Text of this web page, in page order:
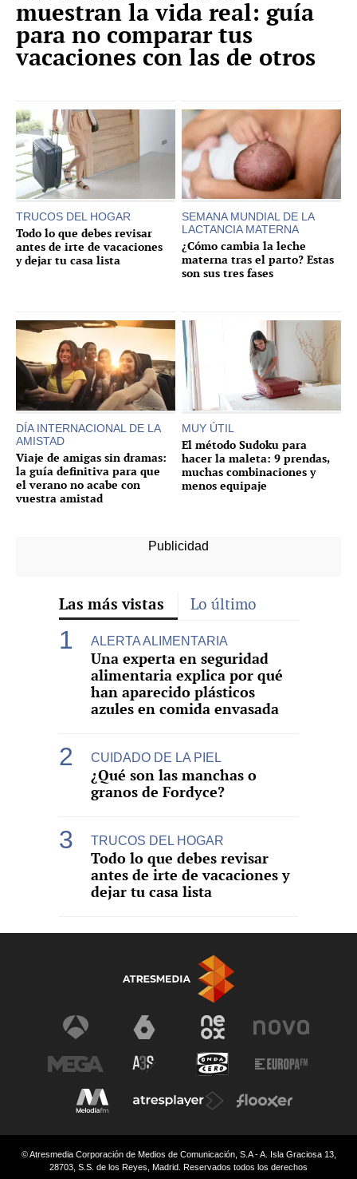
muestran la vida real: guía
para no comparar tus
vacaciones con las de otros
TRUCOS DEL HOGAR
Todo lo que debes revisar
antes de irte de vacaciones
y dejar tu casa lista
SEMANA MUNDIAL DE LA
LACTANCIA MATERNA
¿Cómo cambia la leche
materna tras el parto? Estas
son sus tres fases
DÍA INTERNACIONAL DE LA
AMISTAD
Viaje de amigas sin dramas:
la guía definitiva para que
el verano no acabe con
vuestra amistad
MUY ÚTIL
El método Sudoku para
hacer la maleta: 9 prendas,
muchas combinaciones y
menos equipaje
Las más vistas Lo último
ALERTA ALIMENTARIA
Una experta en seguridad
alimentaria explica por qué
han aparecido plásticos
azules en comida envasada
CUIDADO DE LA PIEL
¿Qué son las manchas o
granos de Fordyce?
TRUCOS DEL HOGAR
Todo lo que debes revisar
antes de irte de vacaciones y
dejar tu casa lista
© Atresmedia Corporación de Medios de Comunicación, S.A - A. Isla Graciosa 13,
28703, S.S. de los Reyes, Madrid. Reservados todos los derechos